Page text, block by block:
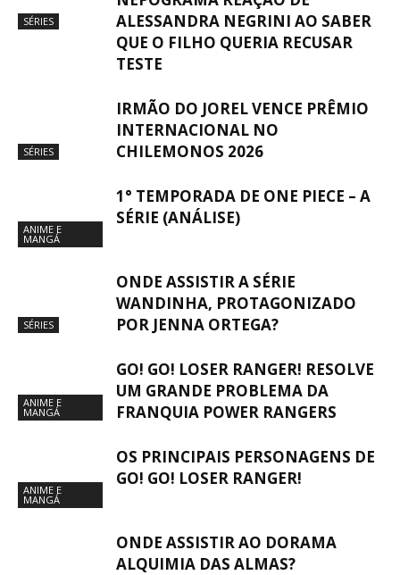
SÉRIES
ALESSANDRA NEGRINI AO SABER
QUE O FILHO QUERIA RECUSAR
TESTE
SÉRIES
IRMÃO DO JOREL VENCE PRÊMIO
INTERNACIONAL NO
CHILEMONOS 2026
ANIME E
MANGÁ
1° TEMPORADA DE ONE PIECE – A
SÉRIE (ANÁLISE)
SÉRIES
ONDE ASSISTIR A SÉRIE
WANDINHA, PROTAGONIZADO
POR JENNA ORTEGA?
ANIME E
MANGÁ
GO! GO! LOSER RANGER! RESOLVE
UM GRANDE PROBLEMA DA
FRANQUIA POWER RANGERS
ANIME E
MANGÁ
OS PRINCIPAIS PERSONAGENS DE
GO! GO! LOSER RANGER!
ONDE ASSISTIR AO DORAMA
ALQUIMIA DAS ALMAS?